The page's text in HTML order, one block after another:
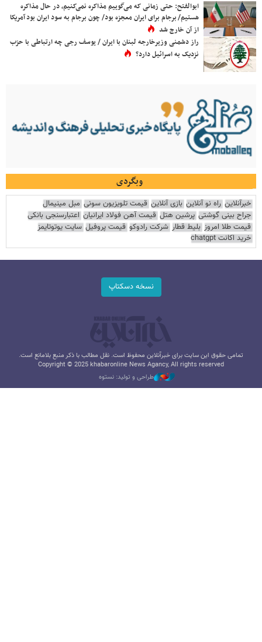
ابوالفتح: حتی زمانی که می‌گوییم مذاکره نمی‌کنیم، در حال مذاکره
هستیم/ برجام برای ایران معجزه بود/ چون برجام به سود ایران بود آمریکا
از آن خارج شد
راز دشمنی وزیرخارجه لبنان با ایران / یوسف رجی چه ارتباطی با حزب
نزدیک به اسرائیل دارد؟
وبگردی
خبرآنلاین راه نو آنلاین بازی آنلاین قیمت تلویزیون سونی مبل مینیمال
جراح بینی گوشتی پرشین هتل قیمت آهن فولاد ایرانیان اعتبارسنجی بانکی
قیمت طلا امروز بلیط قطار شرکت رادوکو قیمت پروفیل سایت یوتوتایمز
خرید اکانت chatgpt
نسخه دسکتاپ
تمامی حقوق این سایت برای خبرآنلاین محفوظ است. نقل مطالب با ذکر منبع بلامانع است.
Copyright © 2025 khabaronline News Agancy, All rights reserved
طراحی و تولید: نستوه